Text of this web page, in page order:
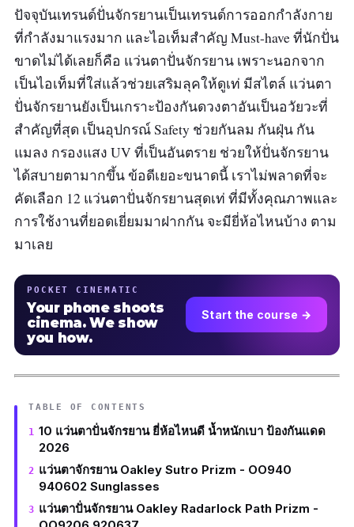
ปัจจุบันเทรนด์ปั่นจักรยานเป็นเทรนด์การออกกำลังกาย
ที่กำลังมาแรงมาก และไอเท็มสำคัญ Must-have ที่นักปั่น
ขาดไม่ได้เลยก็คือ แว่นตาปั่นจักรยาน เพราะนอกจาก
เป็นไอเท็มที่ใส่แล้วช่วยเสริมลุคให้ดูเท่ มีสไตล์ แว่นตา
ปั่นจักรยานยังเป็นเกราะป้องกันดวงตาอันเป็นอวัยวะที่
สำคัญที่สุด เป็นอุปกรณ์ Safety ช่วยกันลม กันฝุ่น กัน
แมลง กรองแสง UV ที่เป็นอันตราย ช่วยให้ปั่นจักรยาน
ได้สบายตามากขึ้น ข้อดีเยอะขนาดนี้ เราไม่พลาดที่จะ
คัดเลือก 12 แว่นตาปั่นจักรยานสุดเท่ ที่มีทั้งคุณภาพและ
การใช้งานที่ยอดเยี่ยมมาฝากกัน จะมียี่ห้อไหนบ้าง ตาม
มาเลย
POCKET CINEMATIC
Your phone shoots
cinema. We show
you how.
Start the course →
TABLE OF CONTENTS
10 แว่นตาปั่นจักรยาน ยี่ห้อไหนดี น้ำหนักเบา ป้องกันแดด
2026
แว่นตาจักรยาน Oakley Sutro Prizm - OO940
940602 Sunglasses
แว่นตาปั่นจักรยาน Oakley Radarlock Path Prizm -